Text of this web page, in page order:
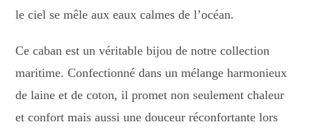
le ciel se mêle aux eaux calmes de l’océan.
Ce caban est un véritable bijou de notre collection
maritime. Confectionné dans un mélange harmonieux
de laine et de coton, il promet non seulement chaleur
et confort mais aussi une douceur réconfortante lors